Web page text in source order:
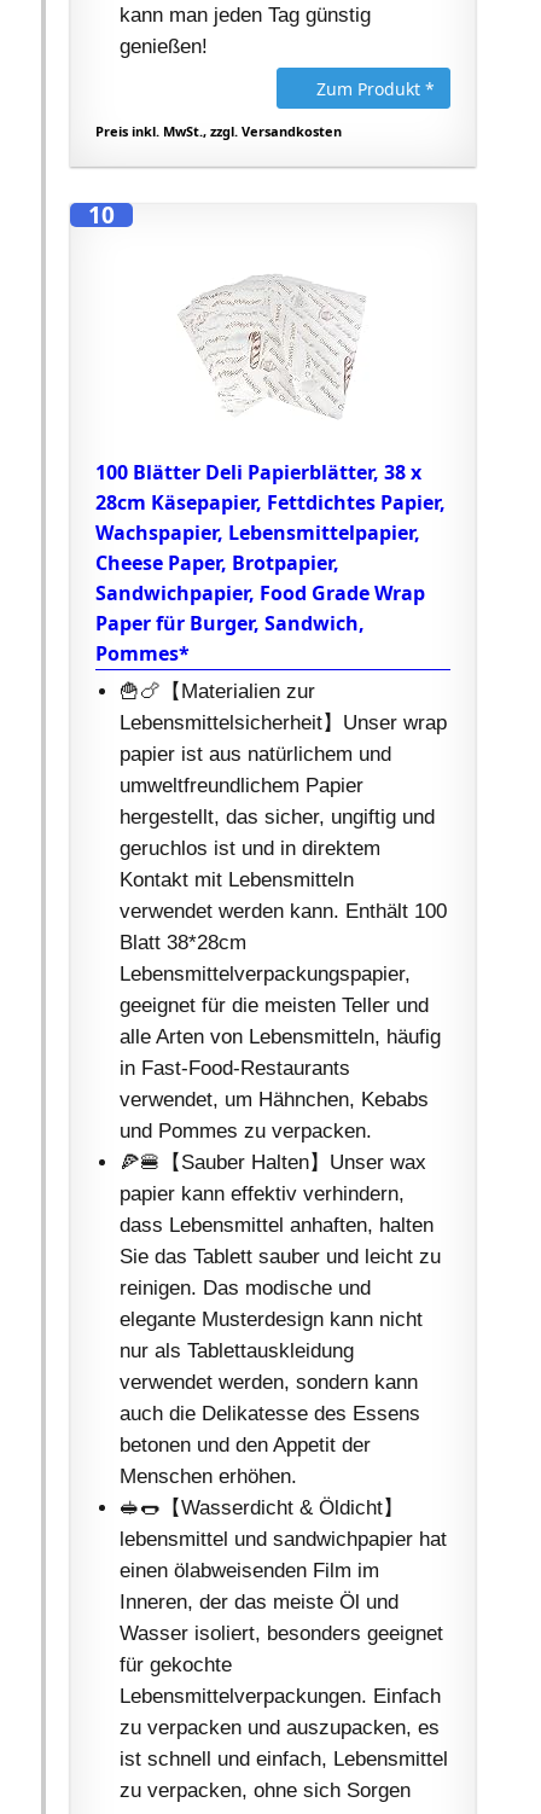
kann man jeden Tag günstig
genießen!
Zum Produkt *
Preis inkl. MwSt., zzgl. Versandkosten
10
100 Blätter Deli Papierblätter, 38 x
28cm Käsepapier, Fettdichtes Papier,
Wachspapier, Lebensmittelpapier,
Cheese Paper, Brotpapier,
Sandwichpapier, Food Grade Wrap
Paper für Burger, Sandwich,
Pommes*
🍟🍗【Materialien zur
Lebensmittelsicherheit】Unser wrap
papier ist aus natürlichem und
umweltfreundlichem Papier
hergestellt, das sicher, ungiftig und
geruchlos ist und in direktem
Kontakt mit Lebensmitteln
verwendet werden kann. Enthält 100
Blatt 38*28cm
Lebensmittelverpackungspapier,
geeignet für die meisten Teller und
alle Arten von Lebensmitteln, häufig
in Fast-Food-Restaurants
verwendet, um Hähnchen, Kebabs
und Pommes zu verpacken.
🍕🍔【Sauber Halten】Unser wax
papier kann effektiv verhindern,
dass Lebensmittel anhaften, halten
Sie das Tablett sauber und leicht zu
reinigen. Das modische und
elegante Musterdesign kann nicht
nur als Tablettauskleidung
verwendet werden, sondern kann
auch die Delikatesse des Essens
betonen und den Appetit der
Menschen erhöhen.
🥪🌭【Wasserdicht & Öldicht】
lebensmittel und sandwichpapier hat
einen ölabweisenden Film im
Inneren, der das meiste Öl und
Wasser isoliert, besonders geeignet
für gekochte
Lebensmittelverpackungen. Einfach
zu verpacken und auszupacken, es
ist schnell und einfach, Lebensmittel
zu verpacken, ohne sich Sorgen